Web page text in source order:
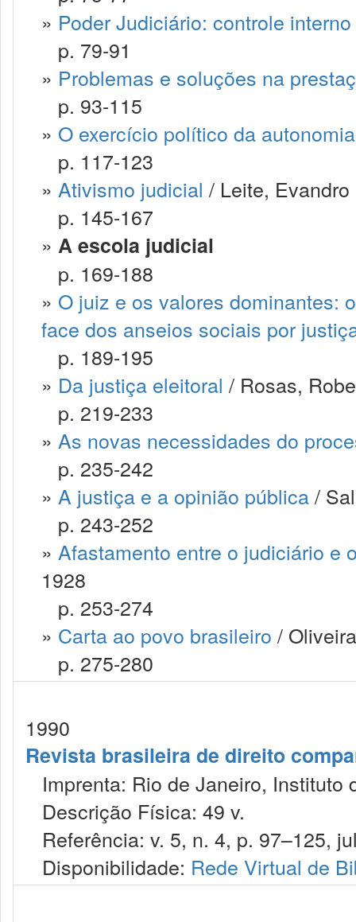
» Poder Judiciário: controle
p. 79-91
» Problemas e soluções na
p. 93-115
» O exercício político da
p. 117-123
» Ativismo judicial / Leite,
p. 145-167
» A escola judicial
p. 169-188
» O juiz e os valores dominantes:
face dos anseios sociais por
p. 189-195
» Da justiça eleitoral / Rosas,
p. 219-233
» As novas necessidades do
p. 235-242
» A justiça e a opinião pública/
p. 243-252
» Afastamento entre o judiciário e
1928
p. 253-274
» Carta ao povo brasileiro /
p. 275-280
1990
Revista brasileira de direito
Imprenta: Rio de Janeiro, Instituto
Descrição Física: 49 v.
Referência: v. 5, n. 4, p. 97–125,
Disponibilidade: Rede Virtual de